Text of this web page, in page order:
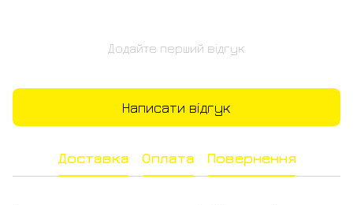
Додайте перший відгук
Написати відгук
Доставка Оплата Повернення